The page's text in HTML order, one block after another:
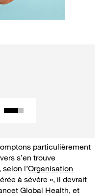
particulièrement
s’en trouve
l’Organisation
à sévère », il devrait
Global Health, et